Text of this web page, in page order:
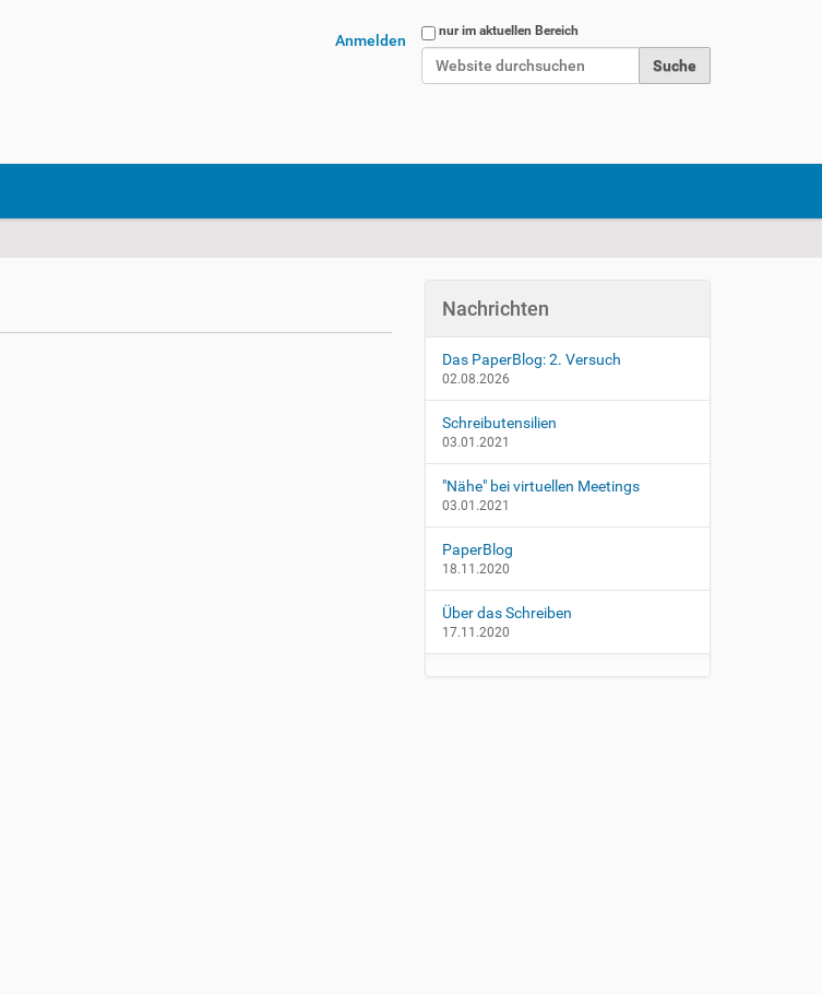
Website durchsuchen
nur im aktuellen Bereich
Anmelden
Nachrichten
Das PaperBlog: 2. Versuch
02.08.2026
Schreibutensilien
03.01.2021
"Nähe" bei virtuellen Meetings
03.01.2021
PaperBlog
18.11.2020
Über das Schreiben
17.11.2020